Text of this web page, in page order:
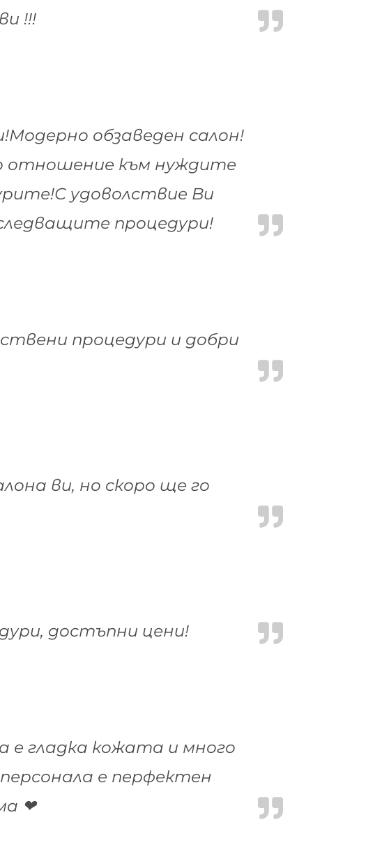
!!!
обзаведен салон!
отношение към нуждите
удоволствие Ви
процедури!
процедури и добри
ви, но скоро ще го
достъпни цени!
е гладка кожата и много
е перфектен
❤